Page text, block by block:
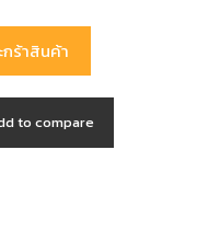
to compare